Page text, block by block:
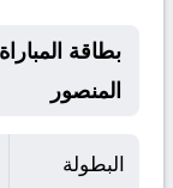
المنصور
البطولة